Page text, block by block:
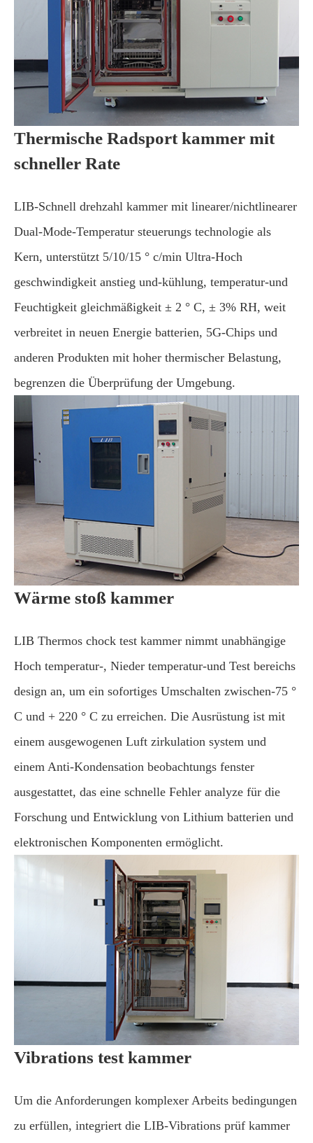
Thermische Radsport kammer mit
schneller Rate
LIB-Schnell drehzahl kammer mit linearer/nichtlinearer
Dual-Mode-Temperatur steuerungs technologie als
Kern, unterstützt 5/10/15 ° c/min Ultra-Hoch
geschwindigkeit anstieg und-kühlung, temperatur-und
Feuchtigkeit gleichmäßigkeit ± 2 ° C, ± 3% RH, weit
verbreitet in neuen Energie batterien, 5G-Chips und
anderen Produkten mit hoher thermischer Belastung,
begrenzen die Überprüfung der Umgebung.
Wärme stoß kammer
LIB Thermos chock test kammer nimmt unabhängige
Hoch temperatur-, Nieder temperatur-und Test bereichs
design an, um ein sofortiges Umschalten zwischen-75 °
C und + 220 ° C zu erreichen. Die Ausrüstung ist mit
einem ausgewogenen Luft zirkulation system und
einem Anti-Kondensation beobachtungs fenster
ausgestattet, das eine schnelle Fehler analyze für die
Forschung und Entwicklung von Lithium batterien und
elektronischen Komponenten ermöglicht.
Vibrations test kammer
Um die Anforderungen komplexer Arbeits bedingungen
zu erfüllen, integriert die LIB-Vibrations prüf kammer